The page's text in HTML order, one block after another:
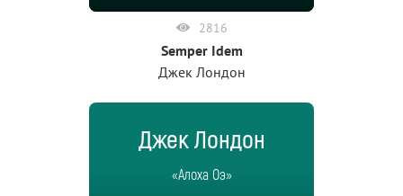
2816
Semper Idem
Джек Лондон
Джек Лондон
«Алоха Оэ»